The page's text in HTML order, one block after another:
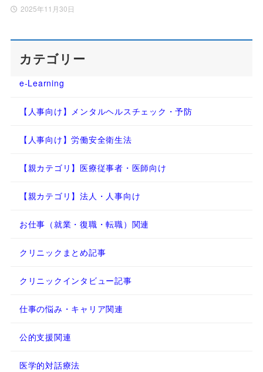
2025年11月30日
カテゴリー
e-Learning
【人事向け】メンタルヘルスチェック・予防
【人事向け】労働安全衛生法
【親カテゴリ】医療従事者・医師向け
【親カテゴリ】法人・人事向け
お仕事（就業・復職・転職）関連
クリニックまとめ記事
クリニックインタビュー記事
仕事の悩み・キャリア関連
公的支援関連
医学的対話療法